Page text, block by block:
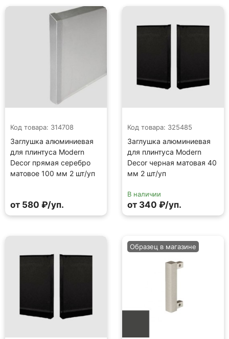
Код товара: 314708
Заглушка алюминиевая
для плинтуса Modern
Decor прямая серебро
матовое 100 мм 2 шт/уп
от 580 ₽/уп.
Код товара: 325485
Заглушка алюминиевая
для плинтуса Modern
Decor черная матовая 40
мм 2 шт/уп
В наличии
от 340 ₽/уп.
Образец в магазине